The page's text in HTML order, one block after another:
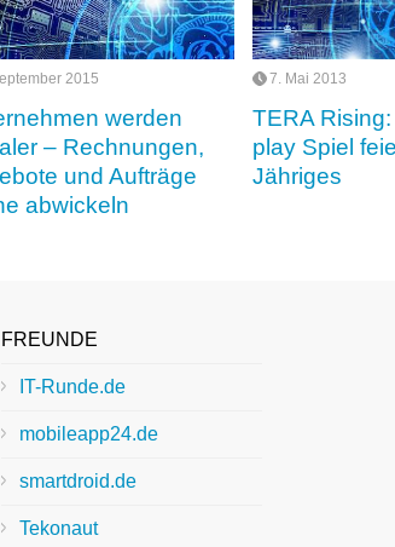
2015
werden
– Rechnungen,
und Aufträge
abwickeln
7. Mai 2013
TERA
play Spiel
Jähriges
FREUNDE
IT-Runde.de
mobileapp24.de
smartdroid.de
Tekonaut